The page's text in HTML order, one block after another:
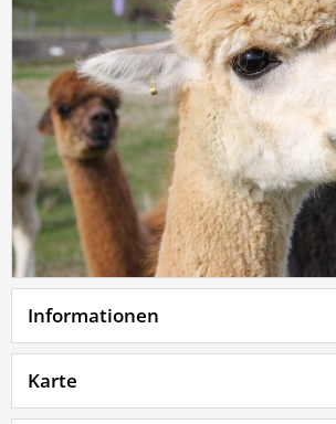
Informationen
Karte